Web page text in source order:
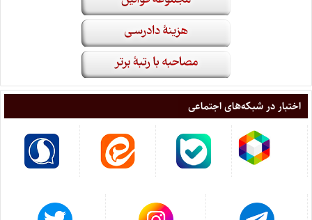
اختبار در شبکه‌های اجتماعی